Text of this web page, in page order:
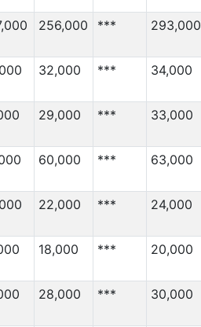
256,000 *** 293,000
32,000 *** 34,000
29,000 *** 33,000
60,000 *** 63,000
22,000 *** 24,000
18,000 *** 20,000
28,000 *** 30,000